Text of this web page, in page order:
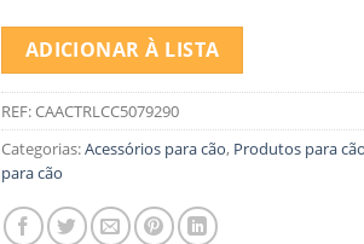
ADICIONAR À LISTA
REF:CAACTRLCC5079290
Categorias:Acessórios para cão, Produtos para cão
para cão